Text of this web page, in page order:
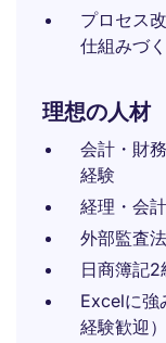
プロセス
仕組みづ
理想の人材
会計・財
経験
経理・会
外部監査
日商簿記
Excelに強
経験歓迎）